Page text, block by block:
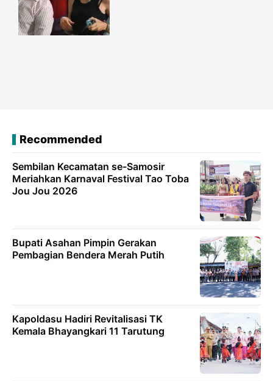
Recommended
Sembilan Kecamatan se-Samosir
Meriahkan Karnaval Festival Tao Toba
Jou Jou 2026
Bupati Asahan Pimpin Gerakan
Pembagian Bendera Merah Putih
Kapoldasu Hadiri Revitalisasi TK
Kemala Bhayangkari 11 Tarutung